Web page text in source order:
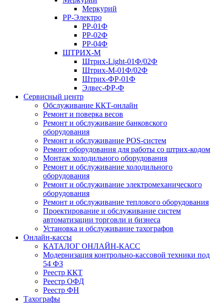
Меркурий
РР-Электро
РР-01Ф
РР-02Ф
РР-04Ф
ШТРИХ-М
Штрих-Light-01Ф/02Ф
Штрих-М-01Ф/02Ф
Штрих-ФР-01Ф
Элвес-ФР-Ф
Сервисный центр
Обслуживание ККТ-онлайн
Ремонт и поверка весов
Ремонт и обслуживание банковского
оборудования
Ремонт и обслуживание POS-систем
Ремонт оборудования для работы со штрих-кодом
Монтаж холодильного оборудования
Ремонт и обслуживание холодильного
оборудования
Ремонт и обслуживание электромеханического
оборудования
Ремонт и обслуживание теплового оборудования
Проектирование и обслуживание систем
автоматизации торговли и бизнеса
Установка и обслуживание тахографов
Онлайн-кассы
КАТАЛОГ ОНЛАЙН-КАСС
Модернизация контрольно-кассовой техники под
54 ФЗ
Реестр ККТ
Реестр ОФД
Реестр ФН
Тахографы